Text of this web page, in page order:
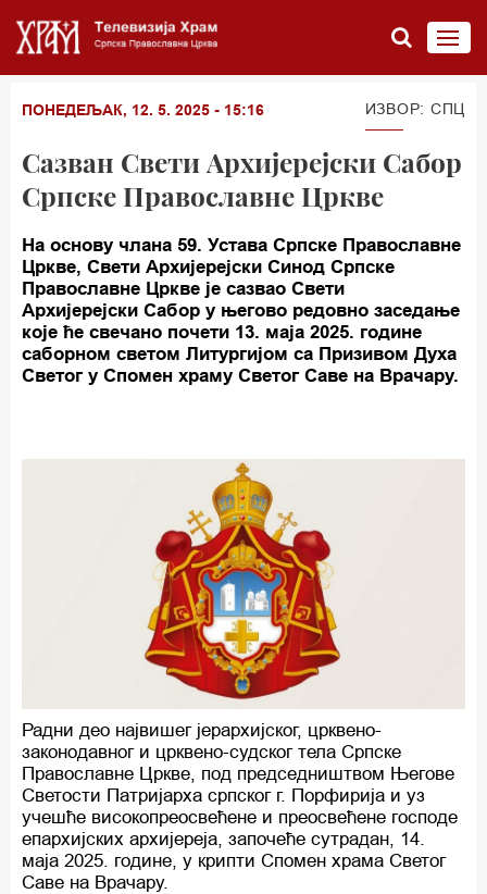
ПОНЕДЕЉАК, 12. 5. 2025 - 15:16 ИЗВОР: СПЦ
Сазван Свети Архијерејски Сабор
Српске Православне Цркве
На основу члана 59. Устава Српске Православне
Цркве, Свети Архијерејски Синод Српске
Православне Цркве је сазвао Свети
Архијерејски Сабор у његово редовно заседање
које ће свечано почети 13. маја 2025. године
саборном светом Литургијом са Призивом Духа
Светог у Спомен храму Светог Саве на Врачару.
Радни део највишег јерархијског, црквено-
законодавног и црквено-судског тела Српске
Православне Цркве, под председништвом Његове
Светости Патријарха српског г. Порфирија и уз
учешће високопреосвећене и преосвећене господе
епархијских архијереја, започеће сутрадан, 14.
маја 2025. године, у крипти Спомен храма Светог
Саве на Врачару.